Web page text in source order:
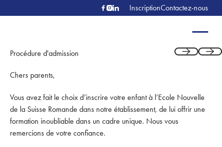
InscriptionContactez-nous
Procédure d'admission
Chers parents,
Vous avez fait le choix d’inscrire votre enfant à l’Ecole Nouvelle
de la Suisse Romande dans notre établissement, de lui offrir une
formation inoubliable dans un cadre unique. Nous vous
remercions de votre confiance.